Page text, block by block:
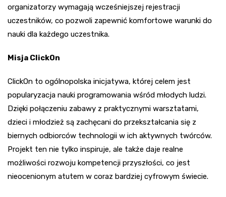
organizatorzy wymagają wcześniejszej rejestracji
uczestników, co pozwoli zapewnić komfortowe warunki do
nauki dla każdego uczestnika.
Misja ClickOn
ClickOn to ogólnopolska inicjatywa, której celem jest
popularyzacja nauki programowania wśród młodych ludzi.
Dzięki połączeniu zabawy z praktycznymi warsztatami,
dzieci i młodzież są zachęcani do przekształcania się z
biernych odbiorców technologii w ich aktywnych twórców.
Projekt ten nie tylko inspiruje, ale także daje realne
możliwości rozwoju kompetencji przyszłości, co jest
nieocenionym atutem w coraz bardziej cyfrowym świecie.